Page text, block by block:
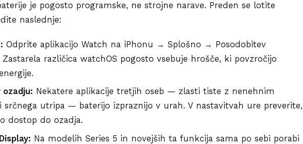
je pogosto programske, ne strojne narave. Preden se lotite
naslednje:
Odprite aplikacijo Watch na iPhonu → Splošno → Posodobitev
različica watchOS pogosto vsebuje hrošče, ki povzročijo
Nekatere aplikacije tretjih oseb — zlasti tiste z nenehnim
srčnega utripa — baterijo izpraznijo v urah. V nastavitvah ure preverite,
dostop do ozadja.
Na modelih Series 5 in novejših ta funkcija sama po sebi porabi